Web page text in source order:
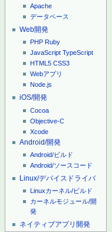
Apache
データベース
Web開発
PHP Ruby
JavaScript TypeScript
HTML5 CSS3
Webアプリ
Node.js
iOS/開発
Cocoa
Objective-C
Xcode
Android/開発
Android/ビルド
Android/ソースコード
Linux/デバイスドライバ
Linuxカーネル/ビルド
カーネルモジュール/開
発
ネイティブアプリ開発